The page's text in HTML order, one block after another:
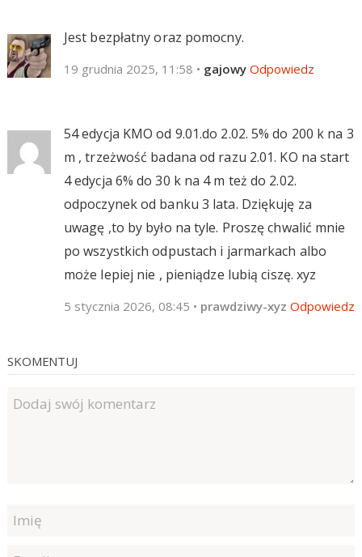
Jest bezpłatny oraz pomocny.
19 grudnia 2025, 11:58 • gajowy Odpowiedz
54 edycja KMO od 9.01.do 2.02. 5% do 200 k na 3
m , trzeżwość badana od razu 2.01. KO na start
4 edycja 6% do 30 k na 4 m też do 2.02.
odpoczynek od banku 3 lata. Dziękuję za
uwagę ,to by było na tyle. Proszę chwalić mnie
po wszystkich odpustach i jarmarkach albo
może lepiej nie , pieniądze lubią ciszę. xyz
5 stycznia 2026, 08:45 • prawdziwy-xyz Odpowiedz
SKOMENTUJ